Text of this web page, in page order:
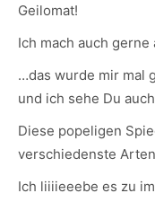
Geilomat!
Ich mach auch
…das wurde mir mal
und ich sehe Du
Diese popeligen
verschiedenste
Ich liiiieeebe es zu